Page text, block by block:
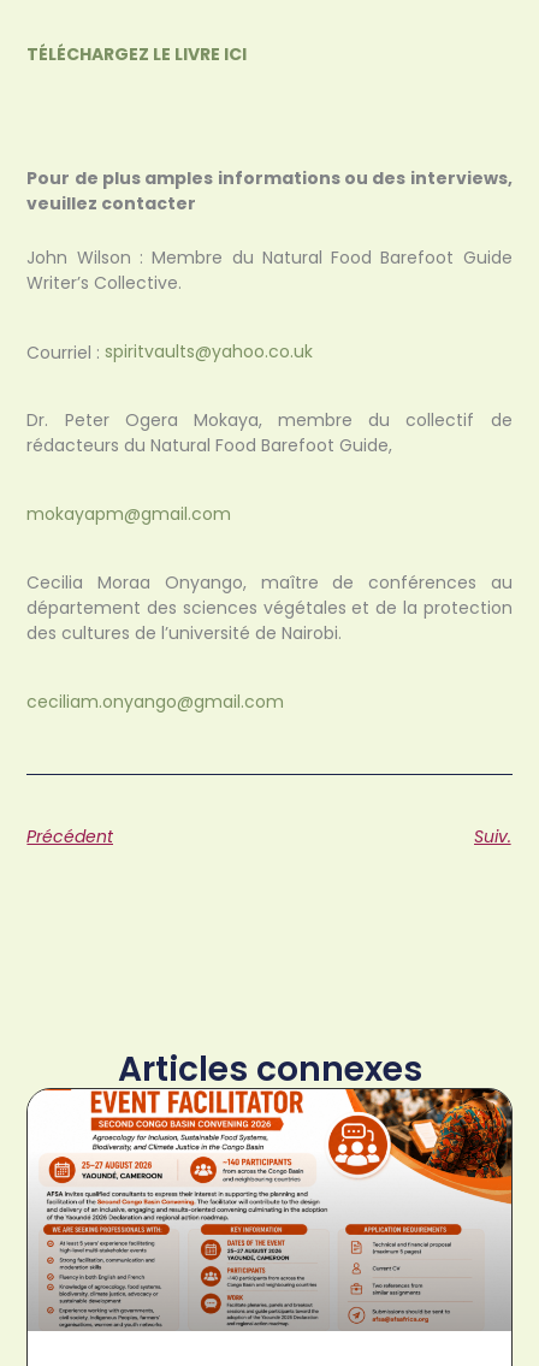
TÉLÉCHARGEZ LE LIVRE ICI
Pour de plus amples informations ou des interviews,
veuillez contacter
John Wilson : Membre du Natural Food Barefoot Guide
Writer’s Collective.
Courriel : spiritvaults@yahoo.co.uk
Dr. Peter Ogera Mokaya, membre du collectif de
rédacteurs du Natural Food Barefoot Guide,
mokayapm@gmail.com
Cecilia Moraa Onyango, maître de conférences au
département des sciences végétales et de la protection
des cultures de l’université de Nairobi.
ceciliam.onyango@gmail.com
Précédent Suiv.
Articles connexes